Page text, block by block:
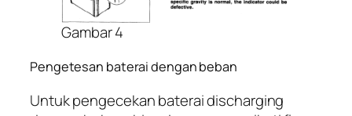
Gambar 4
Pengetesan baterai dengan beban
Untuk pengecekan baterai discharging